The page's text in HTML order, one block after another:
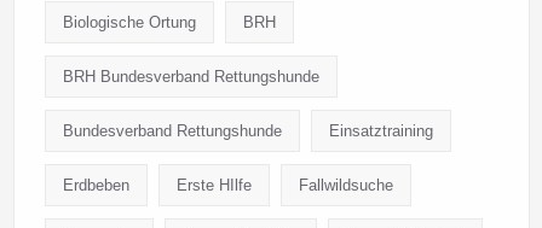
Biologische Ortung BRH
BRH Bundesverband Rettungshunde
Bundesverband Rettungshunde Einsatztraining
Erdbeben Erste HIlfe Fallwildsuche